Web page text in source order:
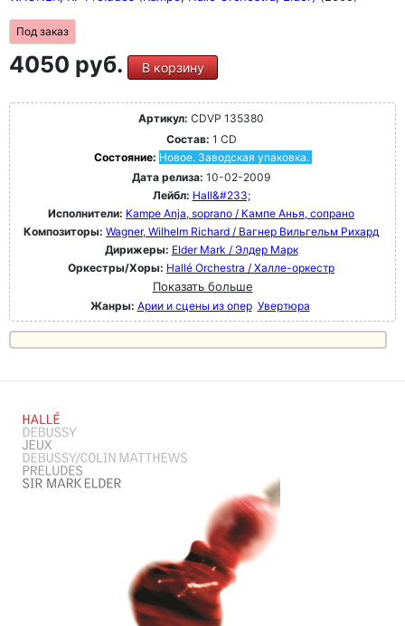
Под заказ
4050 руб. В корзину
Артикул: CDVP 135380
Состав: 1 CD
Состояние: Новое. Заводская упаковка.
Дата релиза: 10-02-2009
Лейбл: Hall&#233;
Исполнители: Kampe Anja, soprano / Кампе Анья, сопрано
Композиторы: Wagner, Wilhelm Richard / Вагнер Вильгельм Рихард
Дирижеры: Elder Mark / Элдер Марк
Оркестры/Хоры: Hallé Orchestra / Халле-оркестр
Показать больше
Жанры: Арии и сцены из опер Увертюра